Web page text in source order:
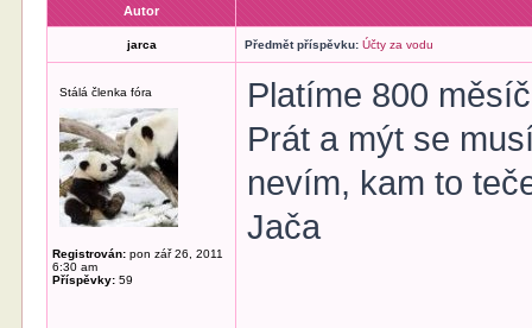
Autor
jarca Předmět příspěvku: Účty za vodu
Stálá členka fóra
Registrován: pon zář 26, 2011
6:30 am
Příspěvky: 59
Platíme 800
Prát a mýt se
nevím, kam to
Jača